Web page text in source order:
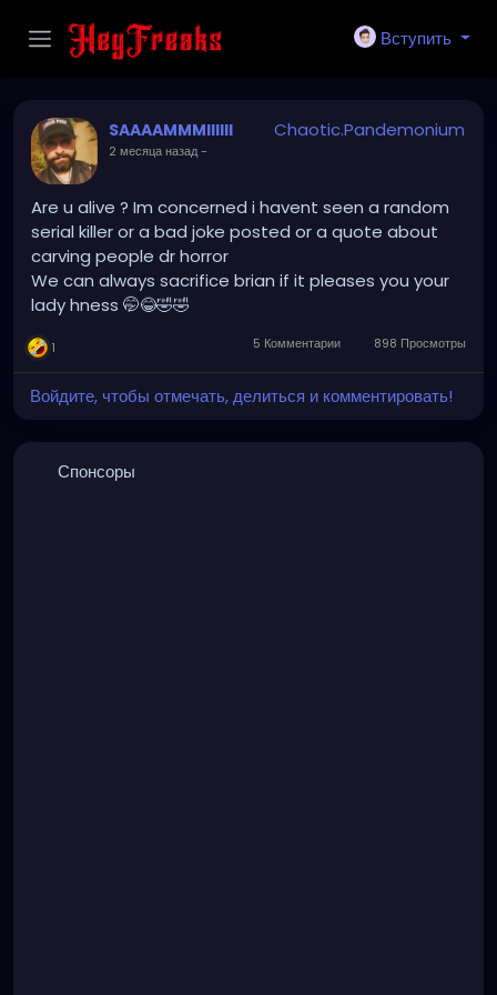
Вступить
SAAAAMMMIIIIII Chaotic.Pandemonium
2 месяца назад-
Are u alive ? Im concerned i havent seen a random
serial killer or a bad joke posted or a quote about
carving people dr horror
We can always sacrifice brian if it pleases you your
lady hness 🤭😂🤣🤣
1 5 Комментарии 898 Просмотры
Войдите, чтобы отмечать, делиться и комментировать!
Спонсоры